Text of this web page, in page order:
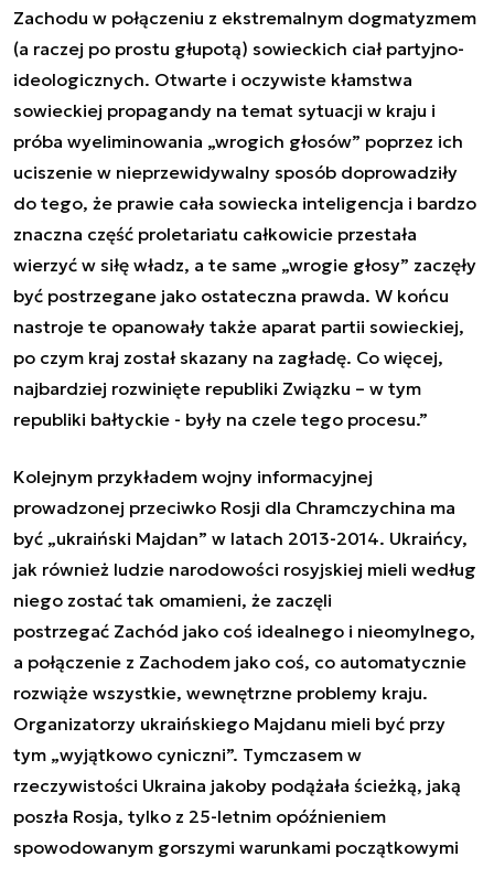
Zachodu w połączeniu z ekstremalnym dogmatyzmem
(a raczej po prostu głupotą) sowieckich ciał partyjno-
ideologicznych. Otwarte i oczywiste kłamstwa
sowieckiej propagandy na temat sytuacji w kraju i
próba wyeliminowania „wrogich głosów” poprzez ich
uciszenie w nieprzewidywalny sposób doprowadziły
do tego, że prawie cała sowiecka inteligencja i bardzo
znaczna część proletariatu całkowicie przestała
wierzyć w siłę władz, a te same „wrogie głosy” zaczęły
być postrzegane jako ostateczna prawda. W końcu
nastroje te opanowały także aparat partii sowieckiej,
po czym kraj został skazany na zagładę. Co więcej,
najbardziej rozwinięte republiki Związku – w tym
republiki bałtyckie - były na czele tego procesu.”
Kolejnym przykładem wojny informacyjnej
prowadzonej przeciwko Rosji dla Chramczychina ma
być „ukraiński Majdan” w latach 2013-2014. Ukraińcy,
jak również ludzie narodowości rosyjskiej mieli według
niego zostać tak omamieni, że zaczęli
postrzegać Zachód jako coś idealnego i nieomylnego,
a połączenie z Zachodem jako coś, co automatycznie
rozwiąże wszystkie, wewnętrzne problemy kraju.
Organizatorzy ukraińskiego Majdanu mieli być przy
tym „wyjątkowo cyniczni”. Tymczasem w
rzeczywistości Ukraina jakoby podążała ścieżką, jaką
poszła Rosja, tylko z 25-letnim opóźnieniem
spowodowanym gorszymi warunkami początkowymi